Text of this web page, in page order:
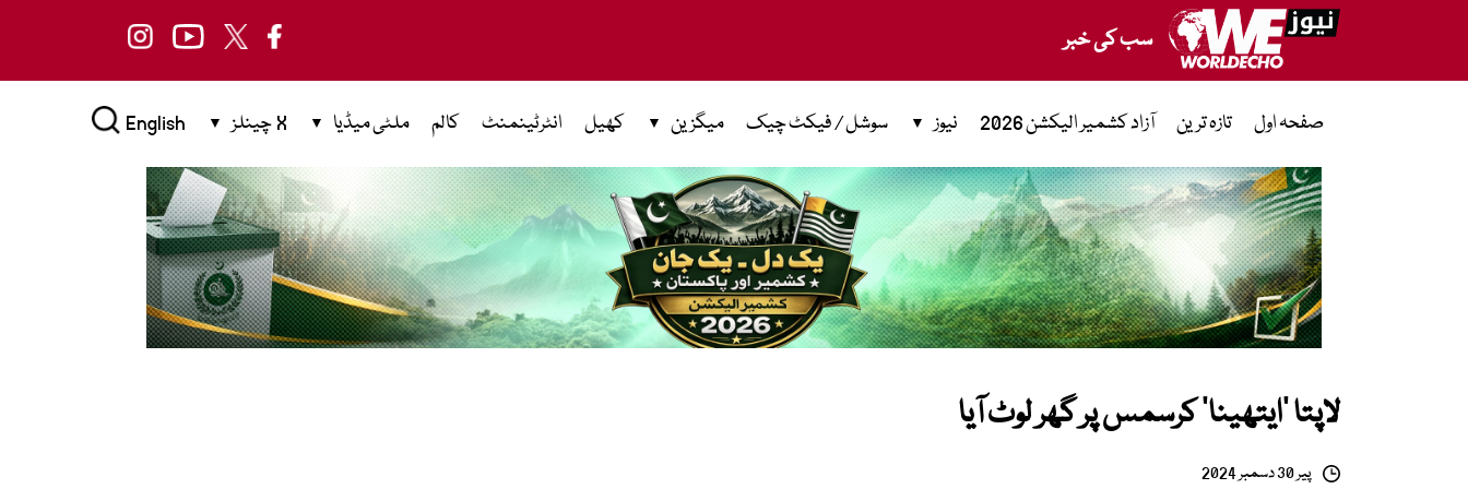
سب کی خبر
صفحہ اول تازہ ترین آزاد کشمیر الیکشن 2026 نیوز سوشل / فیکٹ چیک میگزین کھیل انٹرٹینمنٹ کالم ملٹی میڈیا X چینلز English
لاپتا ’ایتھینا‘ کرسمس پر گھر لوٹ آیا
پیر 30 دسمبر 2024